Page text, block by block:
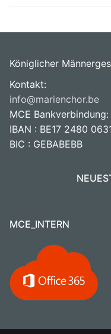
Königlicher
Kontakt:
info@marienchor.be
MCE Bankverbindung:
IBAN : BE17 2480
BIC : GEBABEBB
MCE_INTERN